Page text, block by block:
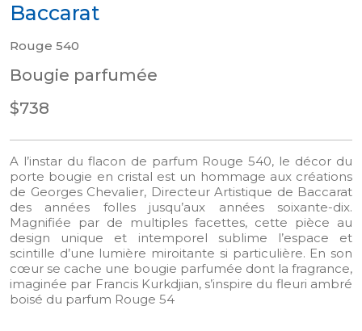
Baccarat
Rouge 540
Bougie parfumée
$738
A l’instar du flacon de parfum Rouge 540, le décor du
porte bougie en cristal est un hommage aux créations
de Georges Chevalier, Directeur Artistique de Baccarat
des années folles jusqu’aux années soixante-dix.
Magnifiée par de multiples facettes, cette pièce au
design unique et intemporel sublime l’espace et
scintille d’une lumière miroitante si particulière. En son
cœur se cache une bougie parfumée dont la fragrance,
imaginée par Francis Kurkdjian, s’inspire du fleuri ambré
boisé du parfum Rouge 54